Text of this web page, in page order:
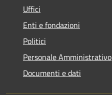
Uffici
Enti e fondazioni
Politici
Personale Amministrativo
Documenti e dati